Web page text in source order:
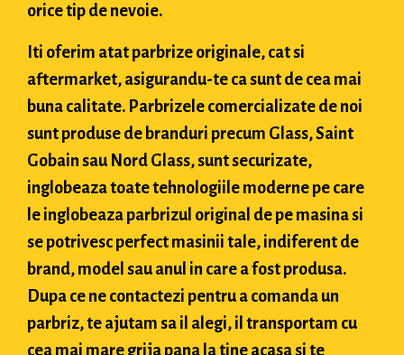
orice tip de nevoie.
Iti oferim atat parbrize originale, cat si
aftermarket, asigurandu-te ca sunt de cea mai
buna calitate. Parbrizele comercializate de noi
sunt produse de branduri precum Glass, Saint
Gobain sau Nord Glass, sunt securizate,
inglobeaza toate tehnologiile moderne pe care
le inglobeaza parbrizul original de pe masina si
se potrivesc perfect masinii tale, indiferent de
brand, model sau anul in care a fost produsa.
Dupa ce ne contactezi pentru a comanda un
parbriz, te ajutam sa il alegi, il transportam cu
cea mai mare grija pana la tine acasa si te